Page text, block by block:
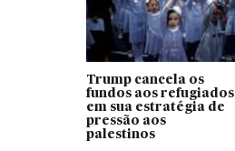
Trump cancela os
fundos aos refugiados
em sua estratégia de
pressão aos
palestinos